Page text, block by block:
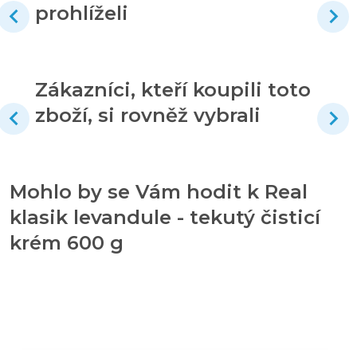
prohlíželi
Zákazníci, kteří koupili toto
zboží, si rovněž vybrali
Mohlo by se Vám hodit k Real
klasik levandule - tekutý čisticí
krém 600 g